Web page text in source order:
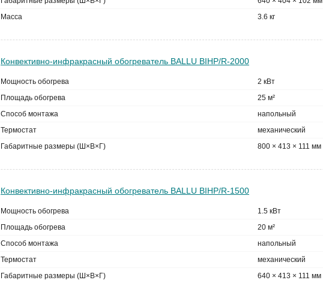
Масса
3.6 кг
Конвективно-инфракрасный обогреватель BALLU BIHP/R-2000
Мощность обогрева
2 кВт
Площадь обогрева
25 м²
Способ монтажа
напольный
Термостат
механический
Габаритные размеры (Ш×В×Г)
800 × 413 × 111 мм
Конвективно-инфракрасный обогреватель BALLU BIHP/R-1500
Мощность обогрева
1.5 кВт
Площадь обогрева
20 м²
Способ монтажа
напольный
Термостат
механический
Габаритные размеры (Ш×В×Г)
640 × 413 × 111 мм